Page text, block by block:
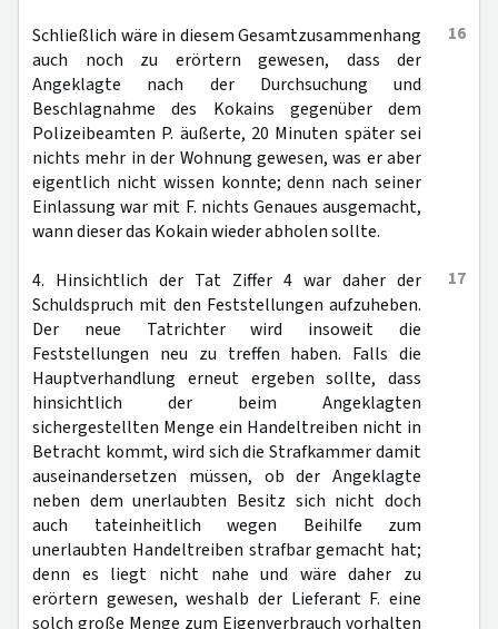
16
Schließlich wäre in diesem Gesamtzusammenhang
auch noch zu erörtern gewesen, dass der
Angeklagte nach der Durchsuchung und
Beschlagnahme des Kokains gegenüber dem
Polizeibeamten P. äußerte, 20 Minuten später sei
nichts mehr in der Wohnung gewesen, was er aber
eigentlich nicht wissen konnte; denn nach seiner
Einlassung war mit F. nichts Genaues ausgemacht,
wann dieser das Kokain wieder abholen sollte.
17
4. Hinsichtlich der Tat Ziffer 4 war daher der
Schuldspruch mit den Feststellungen aufzuheben.
Der neue Tatrichter wird insoweit die
Feststellungen neu zu treffen haben. Falls die
Hauptverhandlung erneut ergeben sollte, dass
hinsichtlich der beim Angeklagten
sichergestellten Menge ein Handeltreiben nicht in
Betracht kommt, wird sich die Strafkammer damit
auseinandersetzen müssen, ob der Angeklagte
neben dem unerlaubten Besitz sich nicht doch
auch tateinheitlich wegen Beihilfe zum
unerlaubten Handeltreiben strafbar gemacht hat;
denn es liegt nicht nahe und wäre daher zu
erörtern gewesen, weshalb der Lieferant F. eine
solch große Menge zum Eigenverbrauch vorhalten